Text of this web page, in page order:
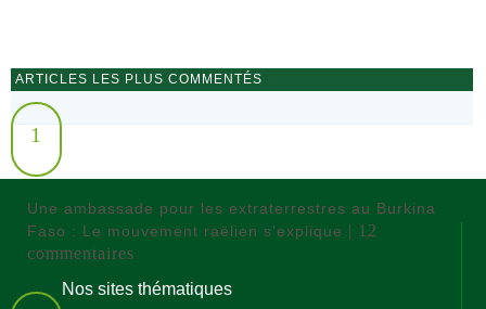
ARTICLES LES PLUS COMMENTÉS
1
Une ambassade pour les extraterrestres au Burkina
Faso : Le mouvement raëlien s’explique | 12
commentaires
Nos sites thématiques